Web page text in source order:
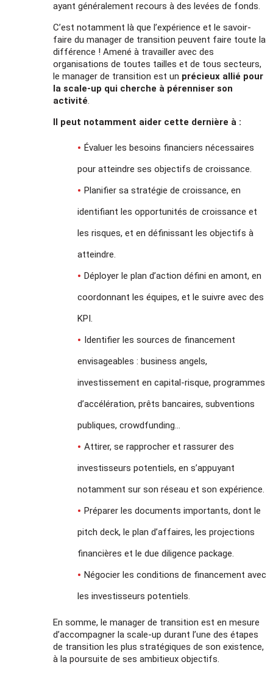
ayant généralement recours à des levées de fonds.
C’est notamment là que l’expérience et le savoir-
faire du manager de transition peuvent faire toute la
différence ! Amené à travailler avec des
organisations de toutes tailles et de tous secteurs,
le manager de transition est un précieux allié pour
la scale-up qui cherche à pérenniser son
activité.
Il peut notamment aider cette dernière à :
Évaluer les besoins financiers nécessaires
pour atteindre ses objectifs de croissance.
Planifier sa stratégie de croissance, en
identifiant les opportunités de croissance et
les risques, et en définissant les objectifs à
atteindre.
Déployer le plan d’action défini en amont, en
coordonnant les équipes, et le suivre avec des
KPI.
Identifier les sources de financement
envisageables : business angels,
investissement en capital-risque, programmes
d’accélération, prêts bancaires, subventions
publiques, crowdfunding…
Attirer, se rapprocher et rassurer des
investisseurs potentiels, en s’appuyant
notamment sur son réseau et son expérience.
Préparer les documents importants, dont le
pitch deck, le plan d’affaires, les projections
financières et le due diligence package.
Négocier les conditions de financement avec
les investisseurs potentiels.
En somme, le manager de transition est en mesure
d’accompagner la scale-up durant l’une des étapes
de transition les plus stratégiques de son existence,
à la poursuite de ses ambitieux objectifs.